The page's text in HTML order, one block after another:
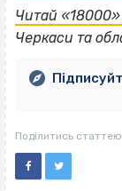
Читай «18000»
Черкаси та
Поділитись статтею